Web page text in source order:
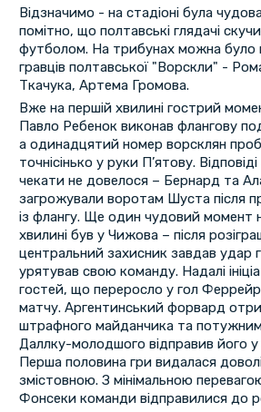
Відзначимо - на стадіоні була
помітно, що полтавські глядачі
футболом. На трибунах можна було
гравців полтавської "Ворскли" -
Ткачука, Артема Громова.
Вже на першій хвилині гострий
Павло Ребенок виконав флангову
а одинадцятий номер ворсклян
точнісінько у руки П’ятову.
чекати не довелося – Бернард та
загрожували воротам Шуста після
із флангу. Ще один чудовий момент
хвилині був у Чижова – після
центральний захисник завдав удар
урятував свою команду. Надалі
гостей, що переросло у гол
матчу. Аргентинський форвард
штрафного майданчика та
Даллку-молодшого відправив його у
Перша половина гри видалася
змістовною. З мінімальною
Фонсеки команди відправилися до